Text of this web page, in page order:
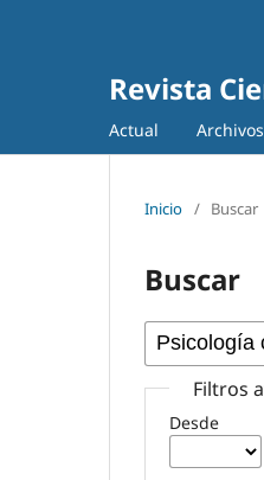
Revista
Actual Archivos
Inicio / Buscar
Buscar
Filtros
Desde